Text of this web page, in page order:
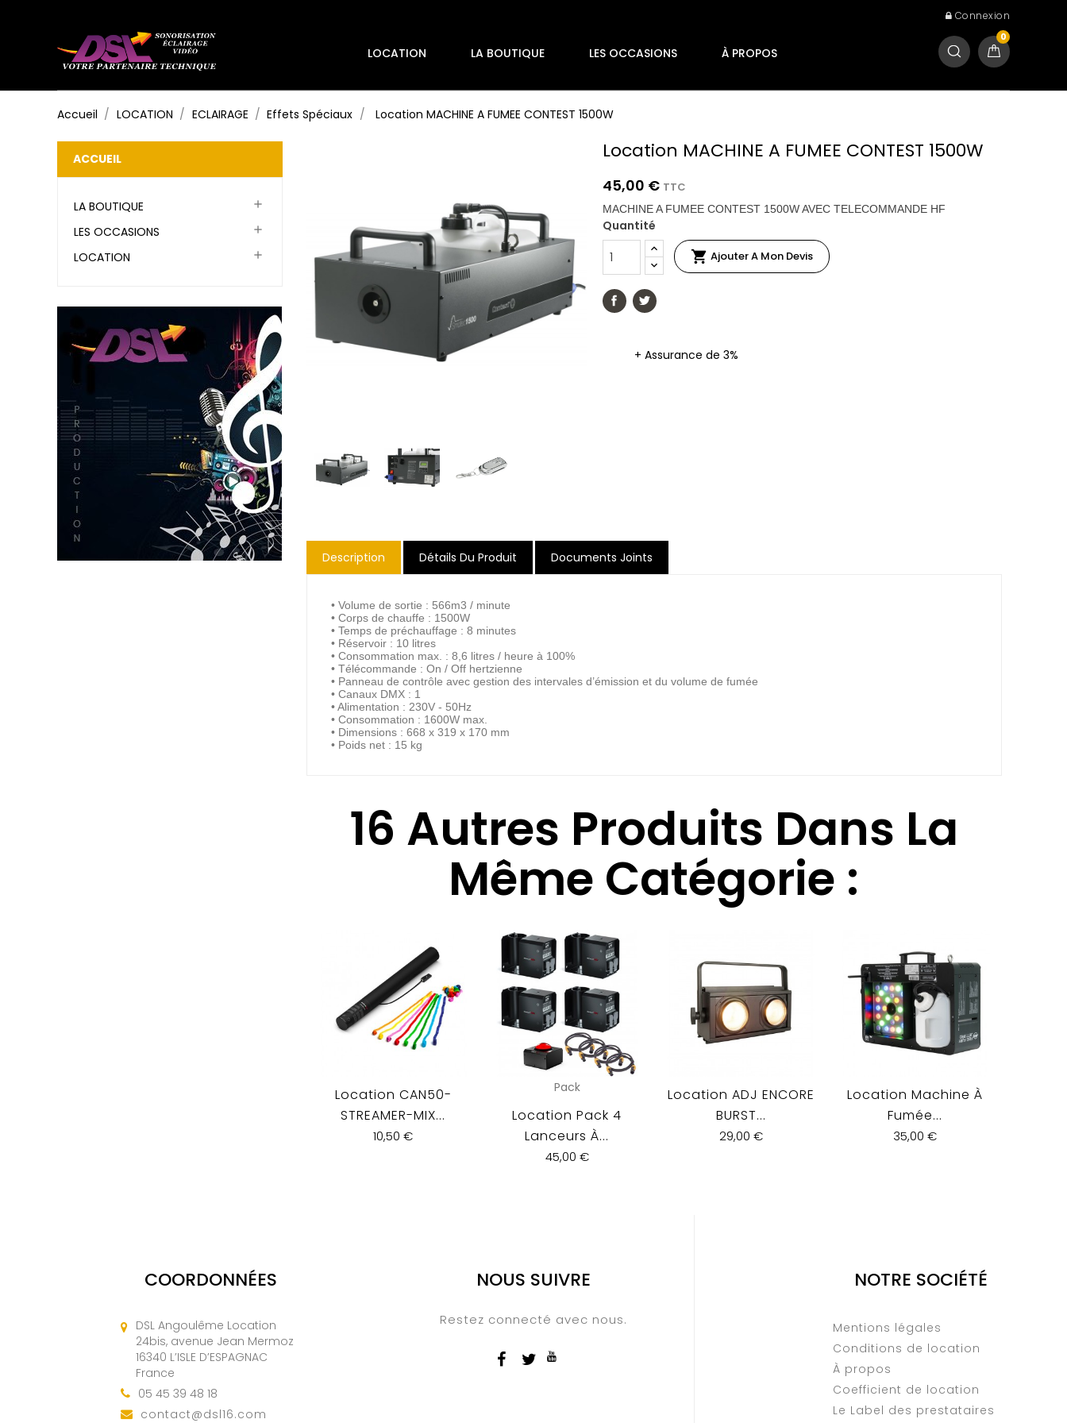
Connexion
0
LOCATION LA BOUTIQUE LES OCCASIONS À PROPOS
Accueil LOCATION ECLAIRAGE Effets Spéciaux Location MACHINE A FUMEE CONTEST 1500W
Location MACHINE A FUMEE CONTEST 1500W
45,00 € TTC
MACHINE A FUMEE CONTEST 1500W AVEC TELECOMMANDE HF
Quantité
 Ajouter A Mon Devis
+ Assurance de 3%
Description Détails Du Produit Documents Joints
• Volume de sortie : 566m3 / minute
• Corps de chauffe : 1500W
• Temps de préchauffage : 8 minutes
• Réservoir : 10 litres
• Consommation max. : 8,6 litres / heure à 100%
• Télécommande : On / Off hertzienne
• Panneau de contrôle avec gestion des intervales d’émission et du volume de fumée
• Canaux DMX : 1
• Alimentation : 230V - 50Hz
• Consommation : 1600W max.
• Dimensions : 668 x 319 x 170 mm
• Poids net : 15 kg
16 Autres Produits Dans La
Même Catégorie :
Location CAN50-
STREAMER-MIX...
10,50 €
Pack
Location Pack 4
Lanceurs À...
45,00 €
Location ADJ ENCORE
BURST...
29,00 €
Location Machine À
Fumée...
35,00 €
ACCUEIL
LA BOUTIQUE 
LES OCCASIONS 
LOCATION 
COORDONNÉES
DSL Angoulême Location
24bis, avenue Jean Mermoz
16340 L’ISLE D’ESPAGNAC
France
05 45 39 48 18
contact@dsl16.com
NOUS SUIVRE
Restez connecté avec nous.
NOTRE SOCIÉTÉ
Mentions légales
Conditions de location
À propos
Coefficient de location
Le Label des prestataires